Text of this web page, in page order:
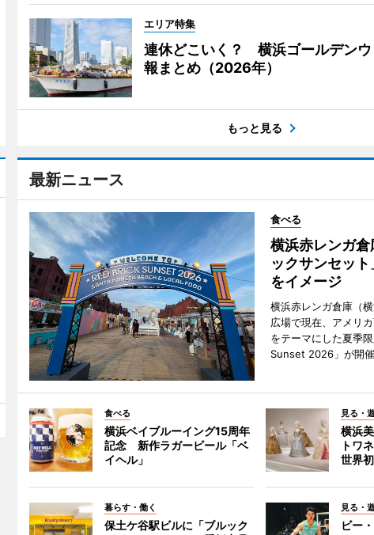
エリア特集
連休どこいく？ 横浜ゴールデンウ
報まとめ（2026年）
もっと見る
最新ニュース
食べる
横浜赤レンガ倉
ックサンセッ
をイメージ
横浜赤レンガ倉庫（
広場で現在、アメリ
をテーマにした夏季
Sunset 2026」が開催
食べる
横浜ベイブルーイング15周年
記念 新作ラガービール「ベ
イヘル」
見る・
横浜
トワ
世界
暮らす・働く
保土ケ谷駅ビルに「ブルック
見る・
ビー